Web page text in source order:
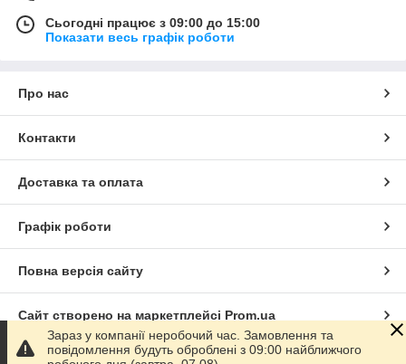
Сьогодні працює з 09:00 до 15:00
Показати весь графік роботи
Про нас
Контакти
Доставка та оплата
Графік роботи
Повна версія сайту
Сайт створено на маркетплейсі Prom.ua
Політика конфіденційності
Зараз у компанії неробочий час. Замовлення та
повідомлення будуть оброблені з 09:00 найближчого